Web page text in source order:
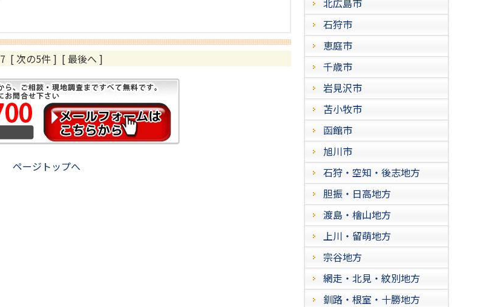
7 [ 次の5件 ] [ 最後へ ]
ページトップへ
北広島市
石狩市
恵庭市
千歳市
岩見沢市
苫小牧市
函館市
旭川市
石狩・空知・後志地方
胆振・日高地方
渡島・檜山地方
上川・留萌地方
宗谷地方
網走・北見・紋別地方
釧路・根室・十勝地方